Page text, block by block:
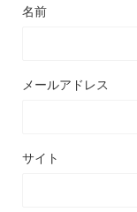
名前
メールアドレス
サイト